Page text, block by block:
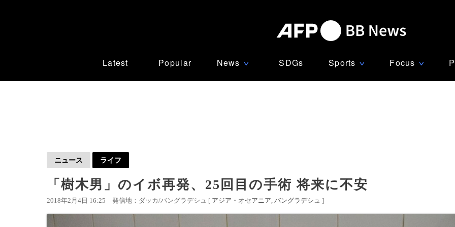
Latest Popular News ∨ SDGs Sports ∨ Focus ∨
ニュース ライフ
「樹木男」のイボ再発、25回目の手術 将来に不安
2018年2月4日 16:25 発信地：ダッカ/バングラデシュ [ アジア・オセアニア バングラデシュ ]